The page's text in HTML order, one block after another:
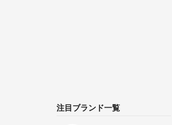
注目ブランド一覧